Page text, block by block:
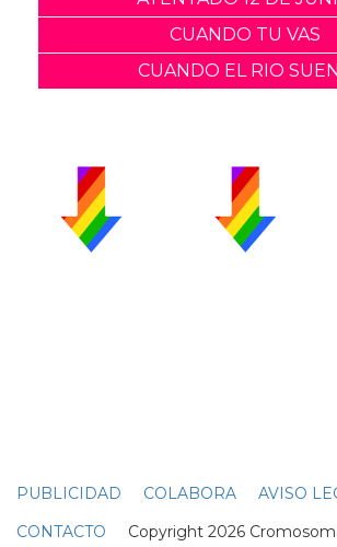
CUANDO TU VAS
CUANDO EL RIO
PUBLICIDAD COLABORA
AVISO
CONTACTO Copyright 2026